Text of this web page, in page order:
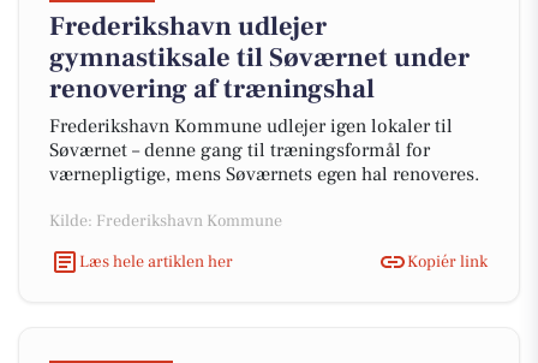
Frederikshavn udlejer
gymnastiksale til Søværnet under
renovering af træningshal
Frederikshavn Kommune udlejer igen lokaler til
Søværnet – denne gang til træningsformål for
værnepligtige, mens Søværnets egen hal renoveres.
Kilde: Frederikshavn Kommune
Læs hele artiklen her
Kopiér link